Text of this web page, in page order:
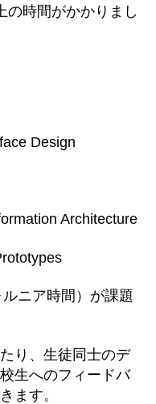
の時間がかかりまし
Design
Architecture
ニア時間）が課題
り、生徒同士のデ
生へのフィードバ
ます。